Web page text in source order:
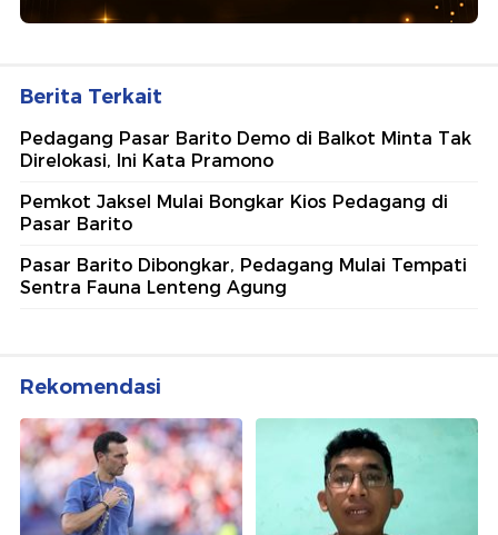
Berita Terkait
Pedagang Pasar Barito Demo di Balkot Minta Tak
Direlokasi, Ini Kata Pramono
Pemkot Jaksel Mulai Bongkar Kios Pedagang di
Pasar Barito
Pasar Barito Dibongkar, Pedagang Mulai Tempati
Sentra Fauna Lenteng Agung
Rekomendasi